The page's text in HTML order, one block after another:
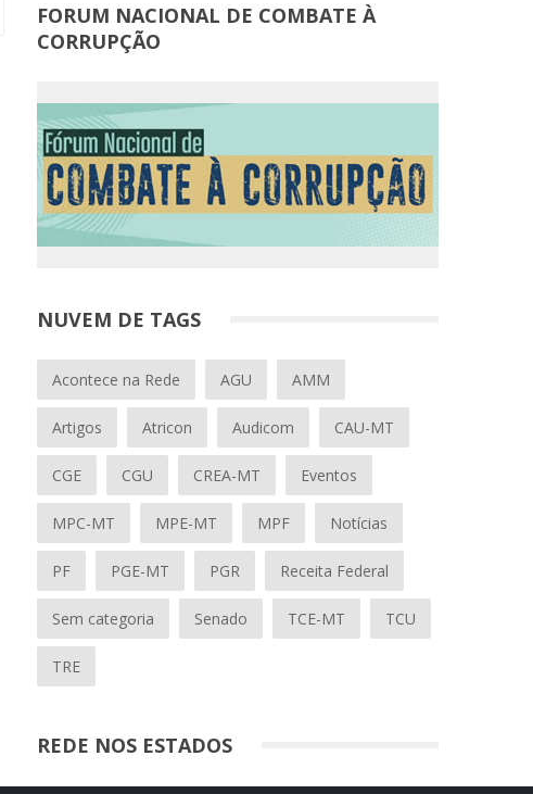
FORUM NACIONAL DE COMBATE À
CORRUPÇÃO
NUVEM DE TAGS
Acontece na Rede AGU AMM
Artigos Atricon Audicom CAU-MT
CGE CGU CREA-MT Eventos
MPC-MT MPE-MT MPF Notícias
PF PGE-MT PGR Receita Federal
Sem categoria Senado TCE-MT TCU
TRE
REDE NOS ESTADOS